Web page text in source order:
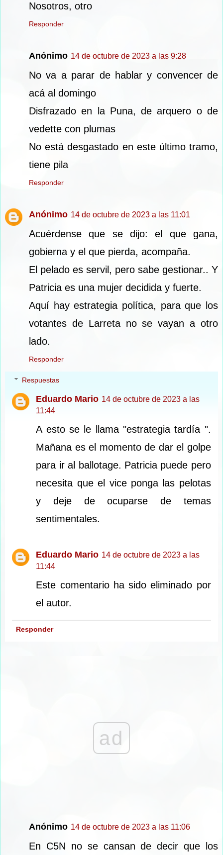
Nosotros, otro
Responder
Anónimo 14 de octubre de 2023 a las 9:28
No va a parar de hablar y convencer de
acá al domingo
Disfrazado en la Puna, de arquero o de
vedette con plumas
No está desgastado en este último tramo,
tiene pila
Responder
Anónimo 14 de octubre de 2023 a las 11:01
Acuérdense que se dijo: el que gana,
gobierna y el que pierda, acompaña.
El pelado es servil, pero sabe gestionar.. Y
Patricia es una mujer decidida y fuerte.
Aquí hay estrategia política, para que los
votantes de Larreta no se vayan a otro
lado.
Responder
Respuestas
Eduardo Mario 14 de octubre de 2023 a las
11:44
A esto se le llama "estrategia tardía ".
Mañana es el momento de dar el golpe
para ir al ballotage. Patricia puede pero
necesita que el vice ponga las pelotas
y deje de ocuparse de temas
sentimentales.
Eduardo Mario 14 de octubre de 2023 a las
11:44
Este comentario ha sido eliminado por
el autor.
Responder
ad
Anónimo 14 de octubre de 2023 a las 11:06
En C5N no se cansan de decir que los